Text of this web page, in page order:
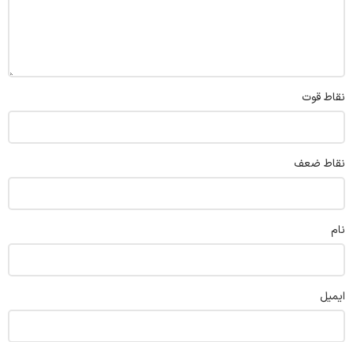
نقاط قوت
نقاط ضعف
نام
ایمیل